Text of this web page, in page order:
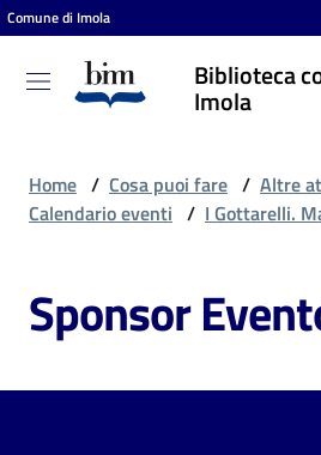
Vai al contenuto
Vai alla navigazione
Vai al footer
Comune di Imola
Biblioteca
Imola
Biblioteca
comunale
puoi
Home / Cosa puoi fare / Altre
Calendario eventi / I Gottarelli.
Sponsor